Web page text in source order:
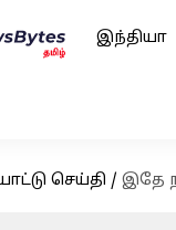
இந்தியா
செய்தி / இதே